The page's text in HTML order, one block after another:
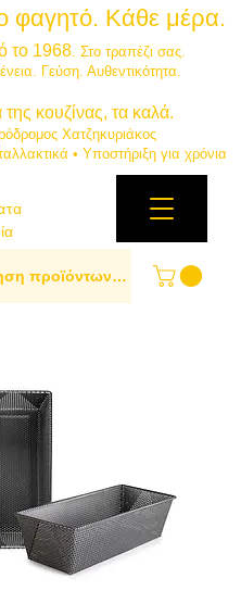
φαγητό. Κάθε μέρα.
το 1968. Στο τραπέζι σας.
Γεύση. Αυθεντικότητα.
κουζίνας, τα καλά.
Χατζηκυριάκος
• Υποστήριξη για χρόνια
προϊόντων…